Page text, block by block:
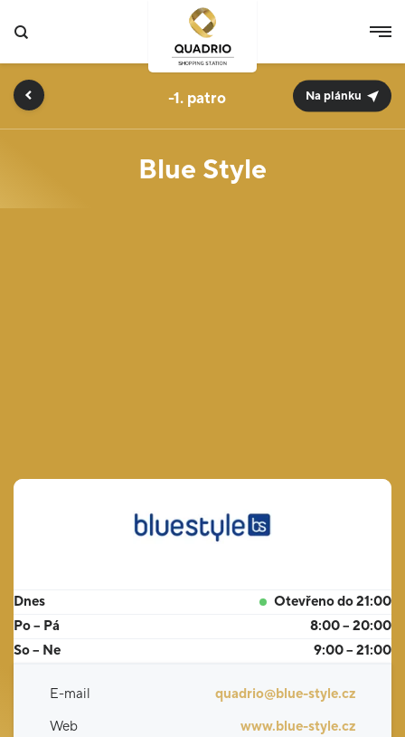
Blue Style
-1. Na plánku
Dnes
Otevřeno do 21:00
Po – Pá
8:00 – 20:00
So – Ne
9:00 – 21:00
E-mail
quadrio@blue-style.cz
Web
www.blue-style.cz